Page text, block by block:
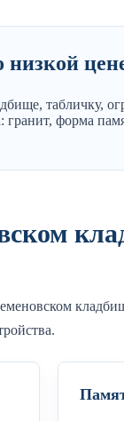
низкой
табличку,
форма